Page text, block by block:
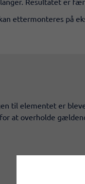
ettermonteres på
til elementet er
at overholde